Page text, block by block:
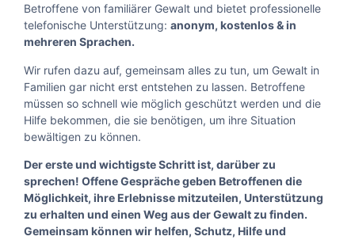
Betroffene von familiärer Gewalt und bietet professionelle
telefonische Unterstützung: anonym, kostenlos & in
mehreren Sprachen.
Wir rufen dazu auf, gemeinsam alles zu tun, um Gewalt in
Familien gar nicht erst entstehen zu lassen. Betroffene
müssen so schnell wie möglich geschützt werden und die
Hilfe bekommen, die sie benötigen, um ihre Situation
bewältigen zu können.
Der erste und wichtigste Schritt ist, darüber zu
sprechen! Offene Gespräche geben Betroffenen die
Möglichkeit, ihre Erlebnisse mitzuteilen, Unterstützung
zu erhalten und einen Weg aus der Gewalt zu finden.
Gemeinsam können wir helfen, Schutz, Hilfe und